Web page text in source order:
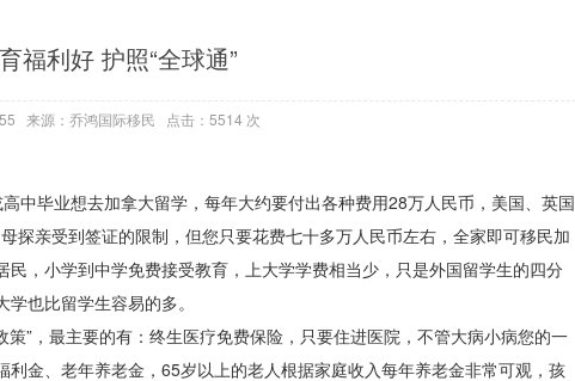
福利好 护照“全球通”
来源：乔鸿国际移民 点击：5514 次
中毕业想去加拿大留学，每年大约要付出各种费用28万人民币，美国、英国
探亲受到签证的限制，但您只要花费七十多万人民币左右，全家即可移民加
，小学到中学免费接受教育，上大学学费相当少，只是外国留学生的四分
也比留学生容易的多。
”，最主要的有：终生医疗免费保险，只要住进医院，不管大病小病您的一
金、老年养老金，65岁以上的老人根据家庭收入每年养老金非常可观，孩